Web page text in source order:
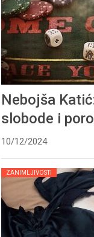
Nebojša
slobode i
10/12/2024
ZANIMLJIVOSTI